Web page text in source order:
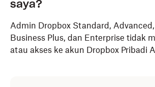
saya?
Admin Dropbox Standard,
Business Plus, dan Enterprise tidak
atau akses ke akun Dropbox Pribadi